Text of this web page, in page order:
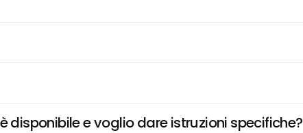
disponibile e voglio dare istruzioni specifiche?